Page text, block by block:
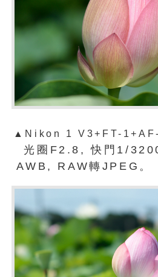
▲ Nikon 1 V3+FT-
光圈F2.8, 快門1/
AWB, RAW轉JPEG。